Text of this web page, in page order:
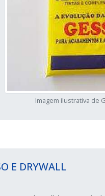
Imagem ilustrativa de
E DRYWALL